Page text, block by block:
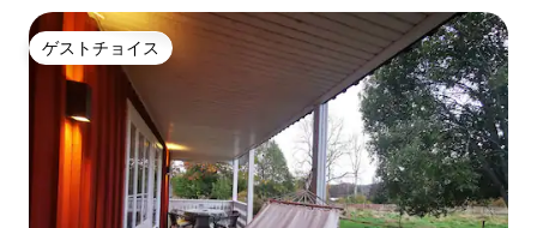
ゲストチョイス
ゲストチョイス